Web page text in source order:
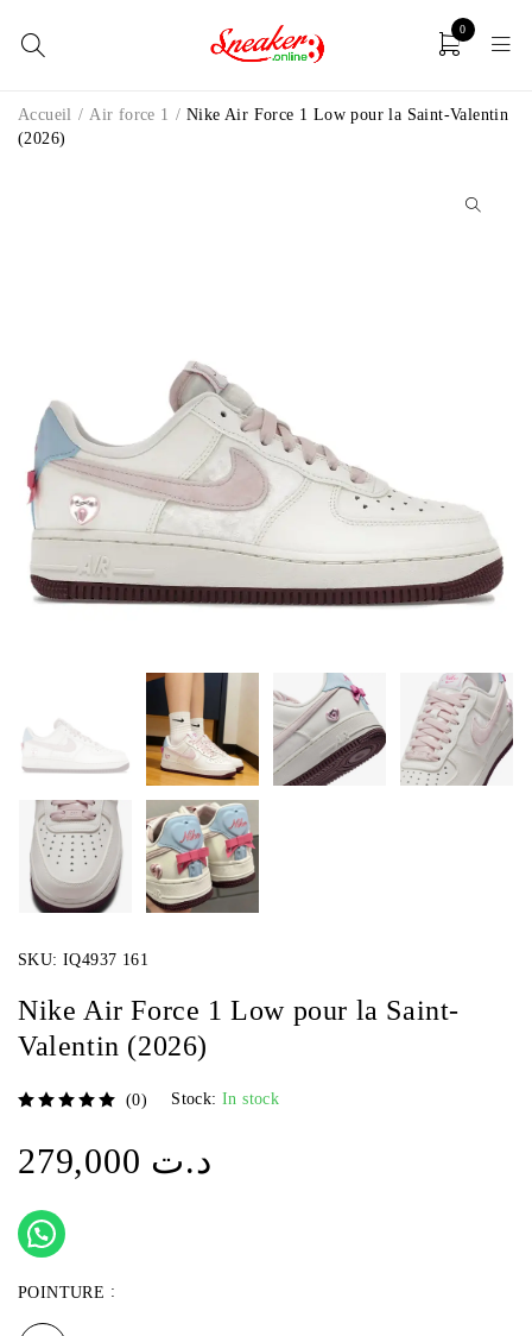
0
Accueil / Air force 1 / Nike Air Force 1 Low pour la Saint-Valentin
(2026)
SKU: IQ4937 161
Nike Air Force 1 Low pour la Saint-
Valentin (2026)
(0) Stock: In stock
د.ت
POINTURE